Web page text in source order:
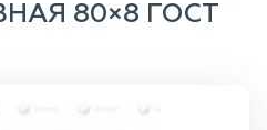
80×8 ГОСТ